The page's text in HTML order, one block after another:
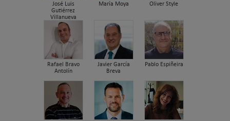
José Luis
Gutiérrez
Villanueva
María Moya Oliver Style
Rafael Bravo
Antolín
Javier García
Breva
Pablo Espiñeira